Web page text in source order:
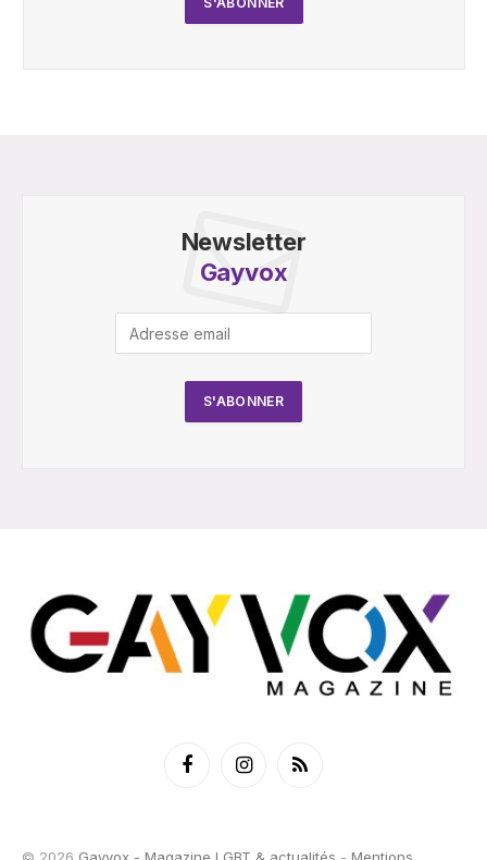
Newsletter
Gayvox
FacebookInstagramRSS